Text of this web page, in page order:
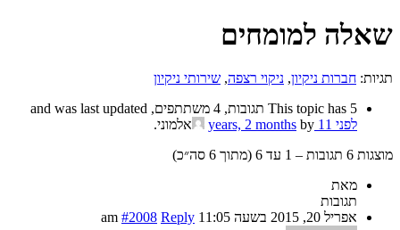
שאלה למומחים
תגיות: חברות ניקיון, ניקוי רצפה, שירותי ניקיון
This topic has 5 תגובות, 4 משתתפים, and was last updated
לפני 11 years, 2 months
by אלמוני.
מוצגות 6 תגובות – 1 עד 6 (מתוך 6 סה״כ)
מאת
תגובות
אפריל 20, 2015 בשעה 11:05 am
#2008 Reply